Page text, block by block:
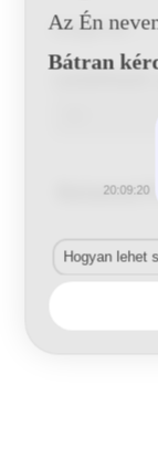
Kategóriák:
Letölthető
Related
Az Én
Bátran
20:09:20
Hogyan lehet